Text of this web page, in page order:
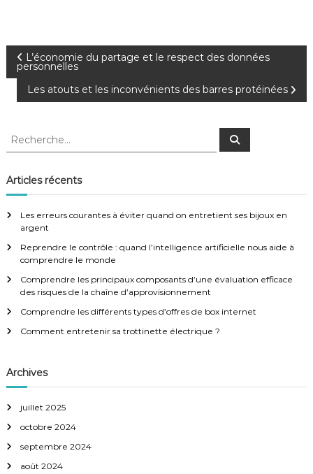
N
i
g
a
t
i
o
d
e
l
L’économie du partage et le respect des données
personnelles
Les atouts et les inconvénients des barres protéinées
R
h
e
c
e
:
R
c
e
r
Articles récents
Les erreurs courantes à éviter quand on entretient ses bijoux en
argent
Reprendre le contrôle : quand l’intelligence artificielle nous aide à
comprendre le monde
Comprendre les principaux composants d’une évaluation efficace
des risques de la chaîne d’approvisionnement
Comprendre les différents types d’offres de box internet
Comment entretenir sa trottinette électrique ?
Archives
juillet 2025
octobre 2024
septembre 2024
août 2024